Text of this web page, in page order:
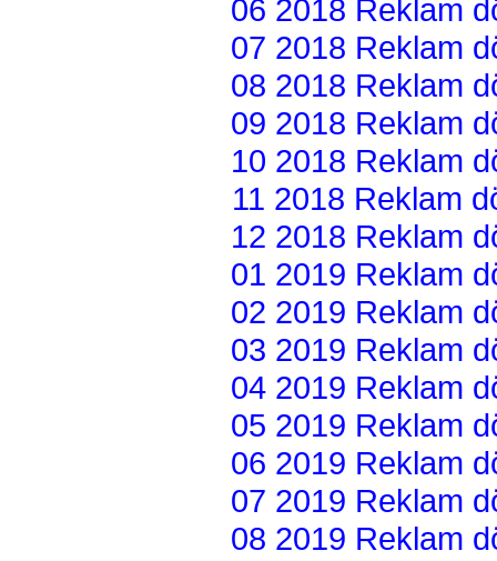
06 2018 Reklam
07 2018 Reklam
08 2018 Reklam
09 2018 Reklam
10 2018 Reklam
11 2018 Reklam
12 2018 Reklam
01 2019 Reklam
02 2019 Reklam
03 2019 Reklam
04 2019 Reklam
05 2019 Reklam
06 2019 Reklam
07 2019 Reklam
08 2019 Reklam